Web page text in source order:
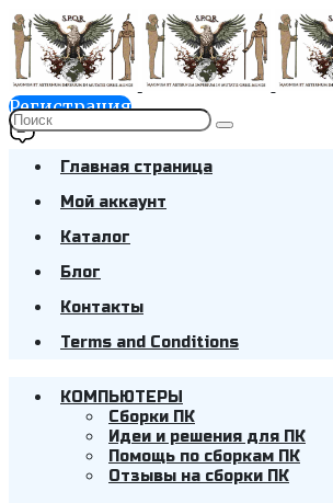
Регистрация
Главная страница
Мой аккаунт
Каталог
Блог
Контакты
Terms and Conditions
КОМПЬЮТЕРЫ
Cборки ПК
Идеи и решения для ПК
Помощь по сборкам ПК
Отзывы на сборки ПК